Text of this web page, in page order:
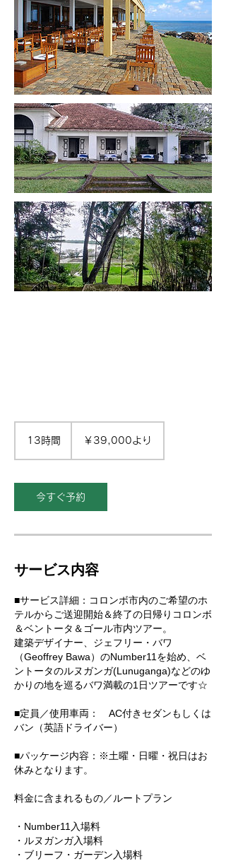
13時間 ￥39,000より
今すぐ予約
サービス内容
■サービス詳細：コロンボ市内のご希望のホ
テルからご送迎開始＆終了の日帰りコロンボ
＆ベントータ＆ゴール市内ツアー。
建築デザイナー、ジェフリー・バワ
（Geoffrey Bawa）のNumber11を始め、ベ
ントータのルヌガンガ(Lunuganga)などのゆ
かりの地を巡るバワ満載の1日ツアーです☆
■定員／使用車両： AC付きセダンもしくは
バン（英語ドライバー）
■パッケージ内容：※土曜・日曜・祝日はお
休みとなります。
料金に含まれるもの／ルートプラン
・Number11入場料
・ルヌガンガ入場料
・ブリーフ・ガーデン入場料